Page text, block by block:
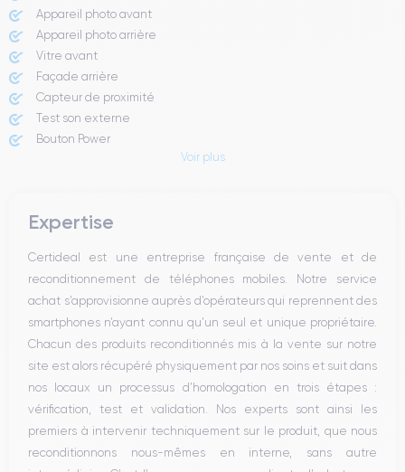
Appareil photo avant
Appareil photo arrière ​
Vitre avant ​
Façade arrière
Capteur de proximité
Test son externe
Bouton Power
Haut parleur
Bouton Home
Bluetooth
WiFi
Réseau
Vibreur
Prise USB
Voir plus
Expertise
Certideal est une entreprise française de vente et de
reconditionnement de téléphones mobiles. Notre service
achat s’approvisionne auprès d’opérateurs qui reprennent des
smartphones n’ayant connu qu’un seul et unique propriétaire.
Chacun des produits reconditionnés mis à la vente sur notre
site est alors récupéré physiquement par nos soins et suit dans
nos locaux un processus d’homologation en trois étapes :
vérification, test et validation. Nos experts sont ainsi les
premiers à intervenir techniquement sur le produit, que nous
reconditionnons nous-mêmes en interne, sans autre